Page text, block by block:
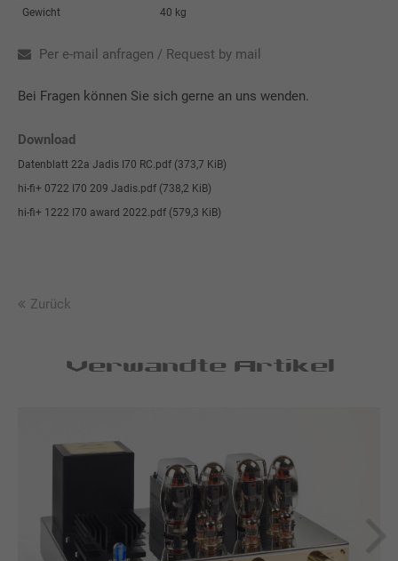
Gewicht
40 kg
Per e-mail anfragen / Request by mail
Bei Fragen können Sie sich gerne an uns wenden.
Download
Datenblatt 22a Jadis I70 RC.pdf (373,7 KiB)
hi-fi+ 0722 I70 209 Jadis.pdf (738,2 KiB)
hi-fi+ 1222 I70 award 2022.pdf (579,3 KiB)
Zurück
Verwandte Artikel